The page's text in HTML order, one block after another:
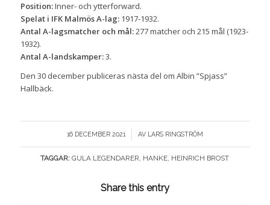
Position:Inner- och ytterforward.
Spelat i IFK Malmös A-lag:1917-1932.
Antal A-lagsmatcher och mål:277 matcher och 215 mål (1923-
1932).
Antal A-landskamper:3.
Den 30 december publiceras nästa del om Albin ”Spjass”
Hallbäck.
16 DECEMBER 2021
/ AV LARS RINGSTRÖM
TAGGAR: GULA LEGENDARER, HANKE, HEINRICH BROST
Share this entry